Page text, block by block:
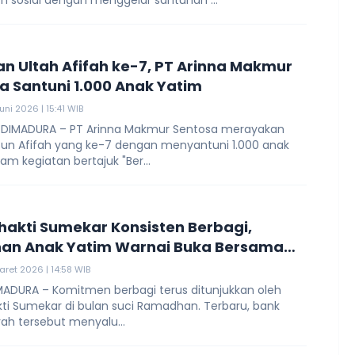
Ultah Afifah ke-7, PT Arinna Makmur
Santuni 1.000 Anak Yatim
2026 | 15:41 WIB
DIMADURA – PT Arinna Makmur Sentosa merayakan
Afifah yang ke-7 dengan menyantuni 1.000 anak
kegiatan bertajuk "Ber...
Sumekar Konsisten Berbagi,
Anak Yatim Warnai Buka Bersama
2026 | 14:58 WIB
– Komitmen berbagi terus ditunjukkan oleh
Sumekar di bulan suci Ramadhan. Terbaru, bank
tersebut menyalu...